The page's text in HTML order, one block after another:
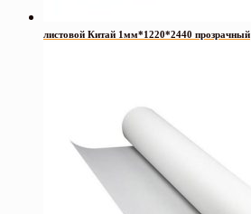
листовой Китай 1мм*1220*2440 прозрачный